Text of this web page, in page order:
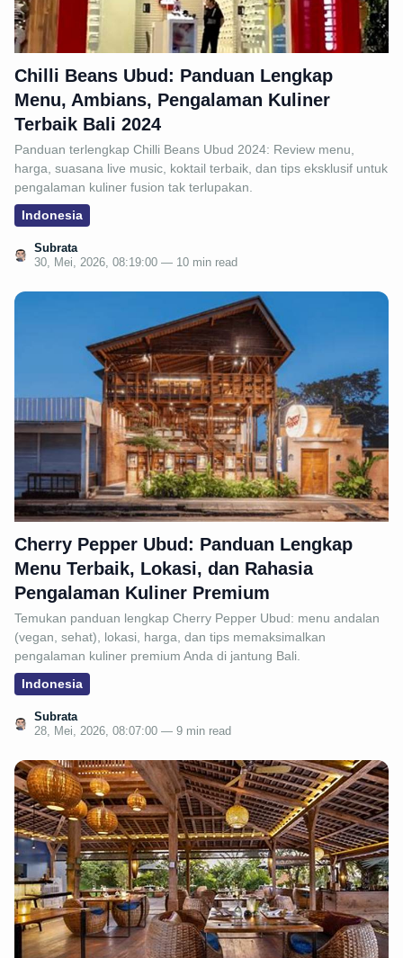
Chilli Beans Ubud: Panduan Lengkap
Menu, Ambians, Pengalaman Kuliner
Terbaik Bali 2024
Panduan terlengkap Chilli Beans Ubud 2024: Review menu,
harga, suasana live music, koktail terbaik, dan tips eksklusif untuk
pengalaman kuliner fusion tak terlupakan.
Indonesia
Subrata
30, Mei, 2026, 08:19:00 — 10 min read
Cherry Pepper Ubud: Panduan Lengkap
Menu Terbaik, Lokasi, dan Rahasia
Pengalaman Kuliner Premium
Temukan panduan lengkap Cherry Pepper Ubud: menu andalan
(vegan, sehat), lokasi, harga, dan tips memaksimalkan
pengalaman kuliner premium Anda di jantung Bali.
Indonesia
Subrata
28, Mei, 2026, 08:07:00 — 9 min read